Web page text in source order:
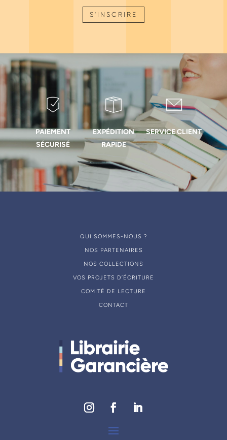
S'INSCRIRE
PAIEMENT
SÉCURISÉ
EXPÉDITION
RAPIDE
SERVICE CLIENT
QUI SOMMES-NOUS ?
NOS PARTENAIRES
NOS COLLECTIONS
VOS PROJETS D’ÉCRITURE
COMITÉ DE LECTURE
CONTACT